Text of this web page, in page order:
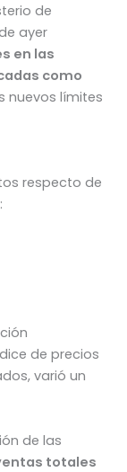
de
ayer
en las
como
nuevos límites
respecto de
de precios
varió un
de las
totales